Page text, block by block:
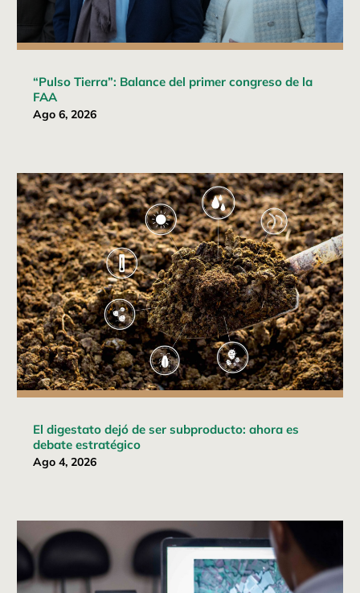
“Pulso Tierra”: Balance del primer congreso de la
FAA
Ago 6, 2026
El digestato dejó de ser subproducto: ahora es
debate estratégico
Ago 4, 2026